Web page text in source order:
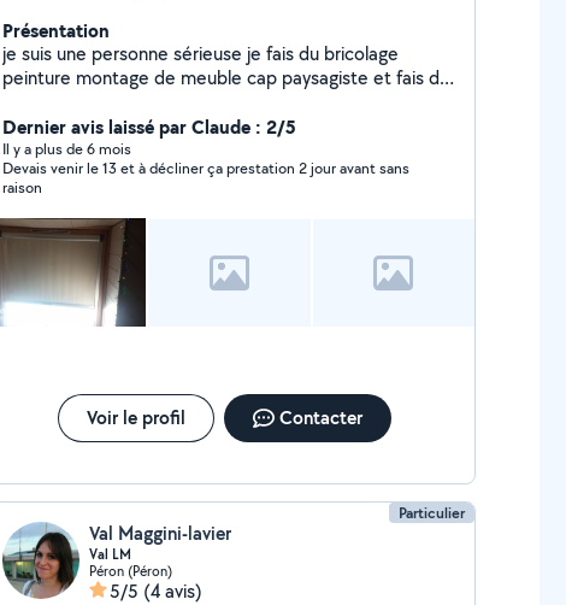
Présentation
je suis une personne sérieuse je fais du bricolage
peinture montage de meuble cap paysagiste et fais de
Dernier avis laissé par Claude : 2/5
Il y a plus de 6 mois
Devais venir le 13 et à décliner ça prestation 2 jour avant sans
raison
Voir le profil Contacter
Particulier
Val Maggini-lavier
Val LM
Péron (Péron)
5/5 (4 avis)